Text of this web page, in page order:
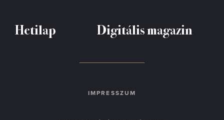
Hetilap Digitális magazin
IMPRESSZUM